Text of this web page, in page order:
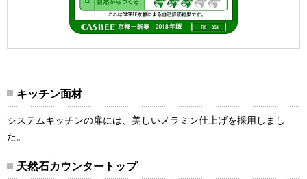
キッチン面材
システムキッチンの扉には、美しいメラミン仕上げを採用しまし
た。
天然石カウンタートップ